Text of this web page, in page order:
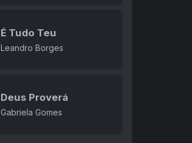
É Tudo Teu
Leandro Borges
Deus Proverá
Gabriela Gomes